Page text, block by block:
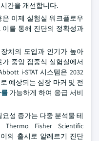
간을 개선합니다.
이제 실험실 워크플로우
를 통해 진단의 정확성과
장치의 도입과 인기가 높아
중앙 집중식 실험실에서
i-STAT 시스템은 2032
예상되는 심장 마커 및 전
가능하게 하여 응급 서비
성 증가는 다중 분석물 테
Fisher Scientific
이의 출시로 알레르기 진단